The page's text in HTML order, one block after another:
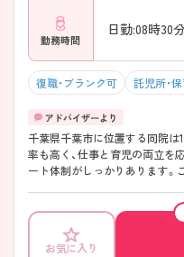
勤務時間
日勤:08時30
復職・ブランク可 託児所・
千葉県千葉市に位置する同院は
率も高く、仕事と育児の両立を
ート体制がしっかりあります。
お気に入り